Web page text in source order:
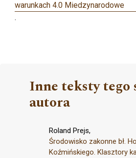
warunkach 4.0 Miedzynarodowe
.
Inne teksty tego
autora
Roland Prejs,
Środowisko zakonne bł.
Koźmińskiego. Klasztory